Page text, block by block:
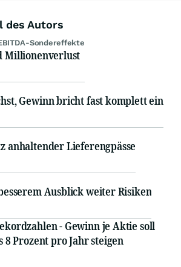
des Autors
Sondereffekte
Millionenverlust
Gewinn bricht fast komplett ein
anhaltender Lieferengpässe
Ausblick weiter Risiken
- Gewinn je Aktie soll
8 Prozent pro Jahr steigen